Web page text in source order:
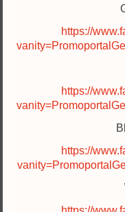
https://
https://
https://